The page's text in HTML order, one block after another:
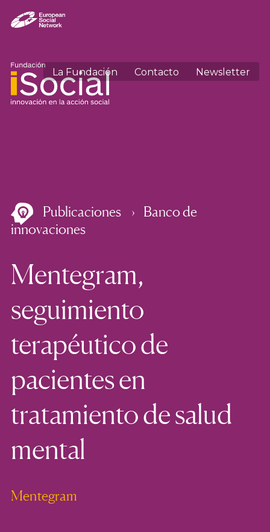
La Fundación Contacto Newsletter
Publicaciones
Banco de
innovaciones
Mentegram,
seguimiento
terapéutico de
pacientes en
tratamiento de salud
mental
Mentegram